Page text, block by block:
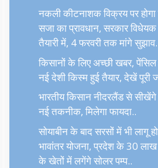
नकली कीटनाशक विक्रय पर
सजा का प्रावधान, सरकार
तैयारी में, 4 फरवरी तक मांगे
किसानों के लिए अच्छी खबर,
नई देशी किस्म हुई तैयार, देखें पूरी
भारतीय किसान नीदरलैंड से
नई तकनीक, मिलेगा फायदा..
सोयाबीन के बाद सरसों में भी लागू
भावांतर योजना, प्रदेश के 30 लाख
के खेतों में लगेंगे सोलर पम्प..